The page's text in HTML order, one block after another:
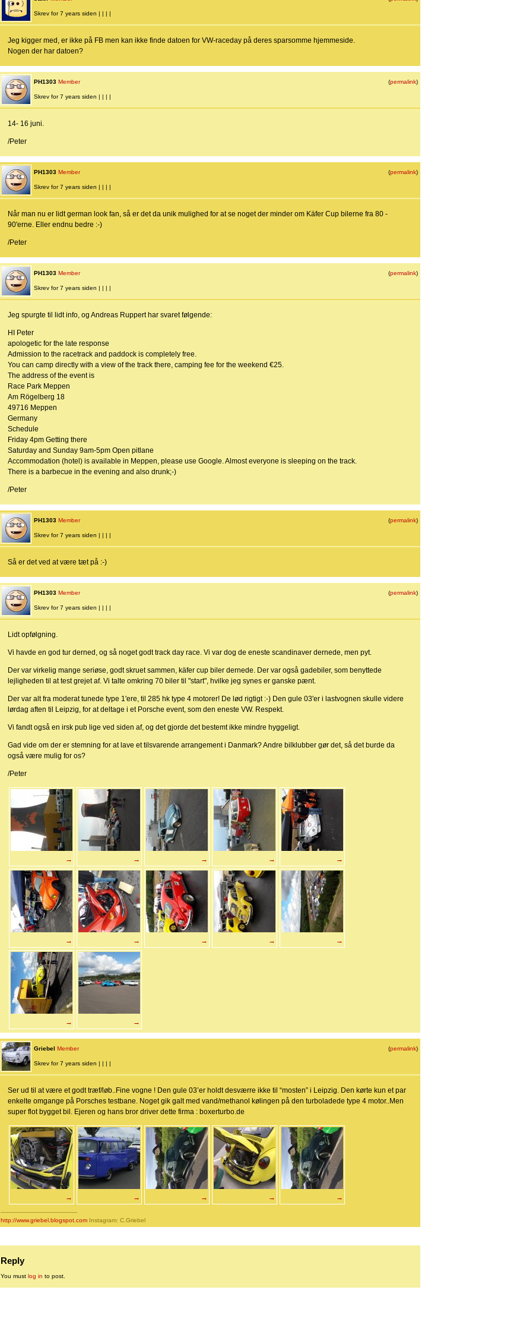
Skrev for 7 years siden | | | |
Jeg kigger med, er ikke på FB men kan ikke finde datoen for VW-raceday på deres sparsomme hjemmeside.
Nogen der har datoen?
(permalink)
PH1303 Member
Skrev for 7 years siden | | | |
14- 16 juni.
/Peter
(permalink)
PH1303 Member
Skrev for 7 years siden | | | |
Når man nu er lidt german look fan, så er det da unik mulighed for at se noget der minder om Käfer Cup bilerne fra 80 -
90'erne. Eller endnu bedre :-)
/Peter
(permalink)
PH1303 Member
Skrev for 7 years siden | | | |
Jeg spurgte til lidt info, og Andreas Ruppert har svaret følgende:
HI Peter
apologetic for the late response
Admission to the racetrack and paddock is completely free.
You can camp directly with a view of the track there, camping fee for the weekend €25.
The address of the event is
Race Park Meppen
Am Rögelberg 18
49716 Meppen
Germany
Schedule
Friday 4pm Getting there
Saturday and Sunday 9am-5pm Open pitlane
Accommodation (hotel) is available in Meppen, please use Google. Almost everyone is sleeping on the track.
There is a barbecue in the evening and also drunk;-)
/Peter
(permalink)
PH1303 Member
Skrev for 7 years siden | | | |
Så er det ved at være tæt på :-)
(permalink)
PH1303 Member
Skrev for 7 years siden | | | |
Lidt opfølgning.
Vi havde en god tur derned, og så noget godt track day race. Vi var dog de eneste scandinaver dernede, men pyt.
Der var virkelig mange seriøse, godt skruet sammen, käfer cup biler dernede. Der var også gadebiler, som benyttede
lejligheden til at test grejet af. Vi talte omkring 70 biler til "start", hvilke jeg synes er ganske pænt.
Der var alt fra moderat tunede type 1'ere, til 285 hk type 4 motorer! De lød rigtigt :-) Den gule 03'er i lastvognen skulle videre
lørdag aften til Leipzig, for at deltage i et Porsche event, som den eneste VW. Respekt.
Vi fandt også en irsk pub lige ved siden af, og det gjorde det bestemt ikke mindre hyggeligt.
Gad vide om der er stemning for at lave et tilsvarende arrangement i Danmark? Andre bilklubber gør det, så det burde da
også være mulig for os?
/Peter
→ → → → →
→ → → → →
→ →
(permalink)
Griebel Member
Skrev for 7 years siden | | | |
Ser ud til at være et godt træf/løb..Fine vogne ! Den gule 03’er holdt desværre ikke til “mosten” i Leipzig. Den kørte kun et par
enkelte omgange på Porsches testbane. Noget gik galt med vand/methanol kølingen på den turboladede type 4 motor..Men
super flot bygget bil. Ejeren og hans bror driver dette firma : boxerturbo.de
→ → → → →
-------------------------------------------
http://www.griebel.blogspot.com Instagram: C.Griebel
Reply
You must log in to post.